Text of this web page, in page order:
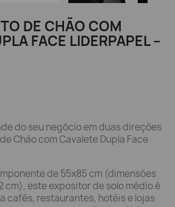
DE CHÃO COM
FACE LIDERPAPEL –
do seu negócio em duas direções
Chão com Cavalete Dupla Face
de 55x85 cm (dimensões
cm), este expositor de solo médio é
cafés, restaurantes, hotéis e lojas